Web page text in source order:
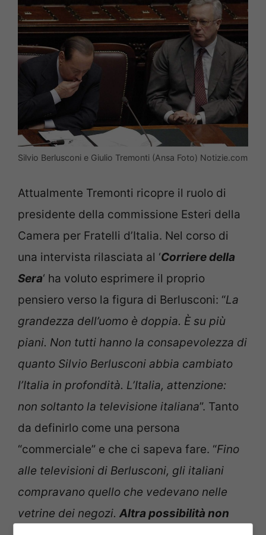
Silvio Berlusconi e Giulio Tremonti (Ansa Foto) Notizie.com
Attualmente Tremonti ricopre il ruolo di
presidente della commissione Esteri della
Camera per Fratelli d’Italia. Nel corso di
una intervista rilasciata al ‘Corriere della
Sera‘ ha voluto esprimere il proprio
pensiero verso la figura di Berlusconi: “La
grandezza dell’uomo è doppia. È su più
piani. Non tutti hanno la consapevolezza di
quanto Silvio Berlusconi abbia cambiato
l’Italia in profondità. L’Italia, attenzione:
non soltanto la televisione italiana”. Tanto
da definirlo come una persona
“commerciale” e che ci sapeva fare. “Fino
alle televisioni di Berlusconi, gli italiani
compravano quello che vedevano nelle
vetrine dei negozi. Altra possibilità non